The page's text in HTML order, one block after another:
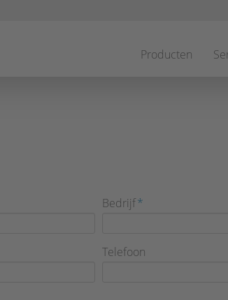
Producten
Verplicht
Bedrijf*
Telefoon